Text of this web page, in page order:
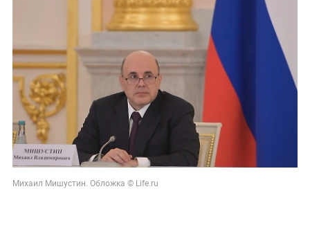
Михаил Мишустин. Обложка © Life.ru